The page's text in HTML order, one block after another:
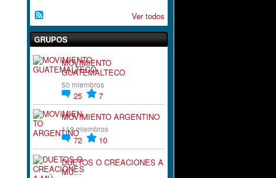
Ver todos
GRUPOS
MOVIMIENTO
GUATEMALTECO
50 miembros
25
7
MOVIMIENTO ARGENTINO
119 miembros
72
10
DUETOS O CREACIONES A
MÚ…